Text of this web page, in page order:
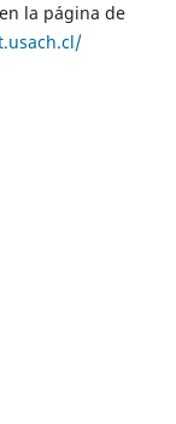
la página de